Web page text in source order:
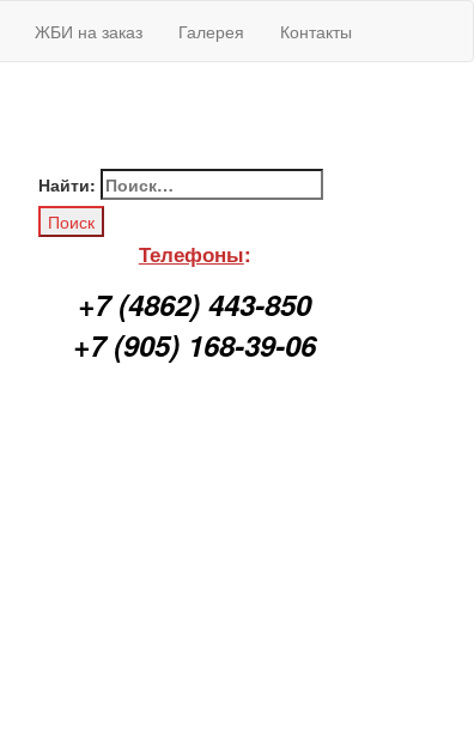
ЖБИ на заказ Галерея Контакты
Найти:
Телефоны:
+7 (4862) 443-850
+7 (905) 168-39-06